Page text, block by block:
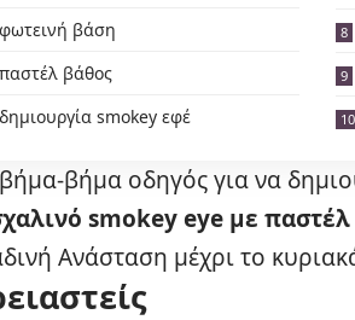
βάση
βάθος
smokey εφέ
βήμα οδηγός για να
smokey eye με παστέλ
Ανάσταση μέχρι το